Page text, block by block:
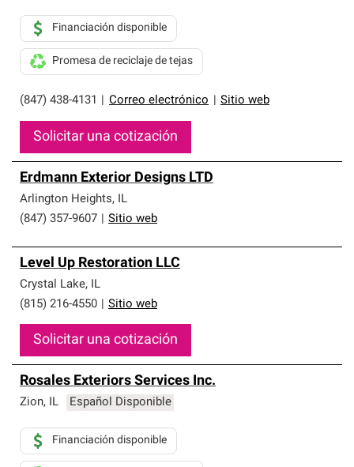
(847) 438-4131 Correo electrónico Sitio web
Financiación disponible
Promesa de reciclaje de tejas
Solicitar una cotización
Erdmann Exterior Designs LTD
Arlington Heights, IL
(847) 357-9607
Sitio web
Level Up Restoration LLC
Crystal Lake, IL
(815) 216-4550
Sitio web
Solicitar una cotización
Rosales Exteriors Services Inc.
Zion, IL Español Disponible
Financiación disponible